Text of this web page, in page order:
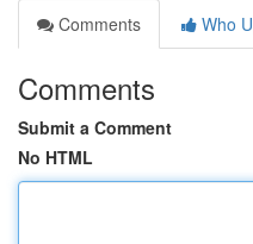
Comments
Who
Comments
Submit a Comment
No HTML